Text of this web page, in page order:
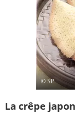
© SP
La crêpe